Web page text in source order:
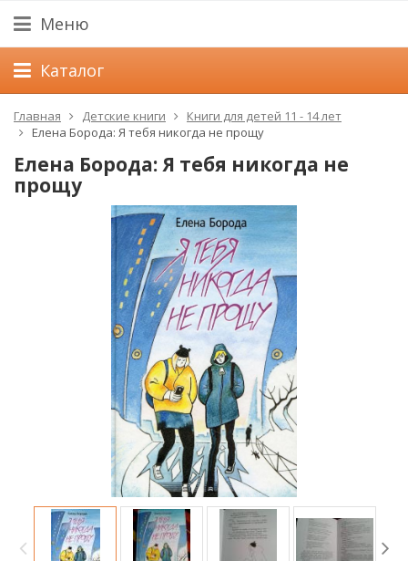
Меню
Каталог
Главная Детские книги
Книги для детей 11 - 14 лет
Елена Борода: Я тебя никогда не прощу
Елена Борода: Я тебя никогда не
прощу